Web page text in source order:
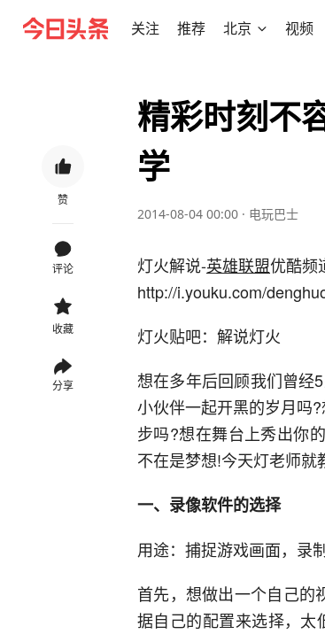
关注 推荐 北京 视频
赞
评论
收藏
分享
精彩时刻不
学
2014-08-04 00:00 · 电玩巴士
灯火解说-英雄联盟优酷频
http://i.youku.com/
灯火贴吧：解说灯火
想在多年后回顾我们曾经
小伙伴一起开黑的岁月吗
步吗?想在舞台上秀出你
不在是梦想!今天灯老师
一、录像软件的选择
用途：捕捉游戏画面，录
首先，想做出一个自己的
据自己的配置来选择，太